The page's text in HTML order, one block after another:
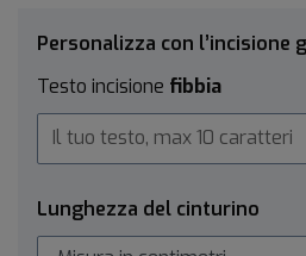
Personalizza con l’incisione
Testo incisione fibbia
Lunghezza del cinturino